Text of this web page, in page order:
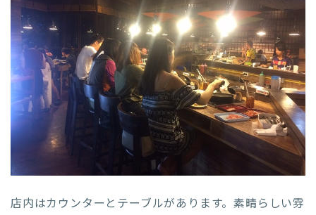
店内はカウンターとテーブルがあります。素晴らしい雰